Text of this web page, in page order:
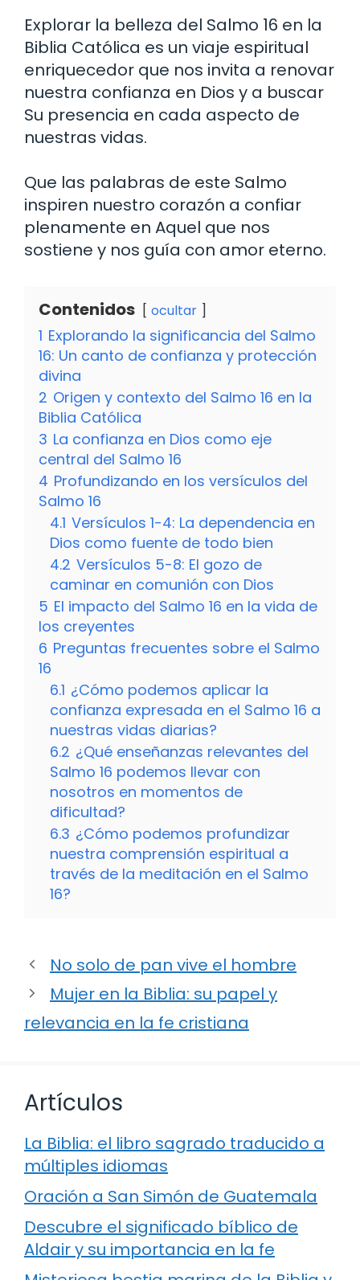
Explorar la belleza del Salmo 16 en la
Biblia Católica es un viaje espiritual
enriquecedor que nos invita a renovar
nuestra confianza en Dios y a buscar
Su presencia en cada aspecto de
nuestras vidas.
Que las palabras de este Salmo
inspiren nuestro corazón a confiar
plenamente en Aquel que nos
sostiene y nos guía con amor eterno.
Contenidos ocultar
1 Explorando la significancia del Salmo
16: Un canto de confianza y protección
divina
2 Origen y contexto del Salmo 16 en la
Biblia Católica
3 La confianza en Dios como eje
central del Salmo 16
4 Profundizando en los versículos del
Salmo 16
4.1 Versículos 1-4: La dependencia en
Dios como fuente de todo bien
4.2 Versículos 5-8: El gozo de
caminar en comunión con Dios
5 El impacto del Salmo 16 en la vida de
los creyentes
6 Preguntas frecuentes sobre el Salmo
16
6.1 ¿Cómo podemos aplicar la
confianza expresada en el Salmo 16 a
nuestras vidas diarias?
6.2 ¿Qué enseñanzas relevantes del
Salmo 16 podemos llevar con
nosotros en momentos de
dificultad?
6.3 ¿Cómo podemos profundizar
nuestra comprensión espiritual a
través de la meditación en el Salmo
16?
No solo de pan vive el hombre
Mujer en la Biblia: su papel y
relevancia en la fe cristiana
Artículos
La Biblia: el libro sagrado traducido a
múltiples idiomas
Oración a San Simón de Guatemala
Descubre el significado bíblico de
Aldair y su importancia en la fe